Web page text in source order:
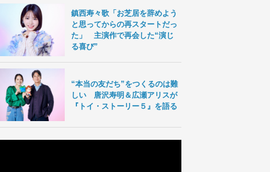
鎮西寿々歌「お芝居を辞めよう
と思ってからの再スタートだっ
た」 主演作で再会した“演じ
る喜び”
“本当の友だち”をつくるのは難
しい 唐沢寿明＆広瀬アリスが
『トイ・ストーリー５』を語る